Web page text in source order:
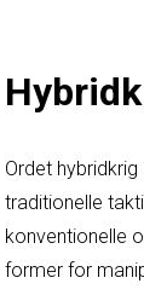
Ordet
traditionelle
konventionelle
former for